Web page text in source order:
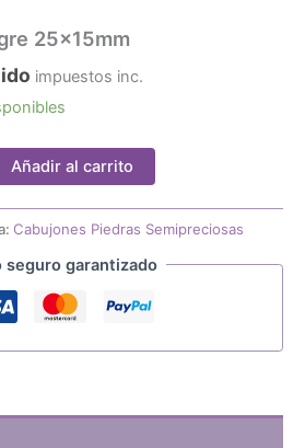
25x15mm
impuestos inc.
Añadir al carrito
Cabujones Piedras Semipreciosas
seguro garantizado